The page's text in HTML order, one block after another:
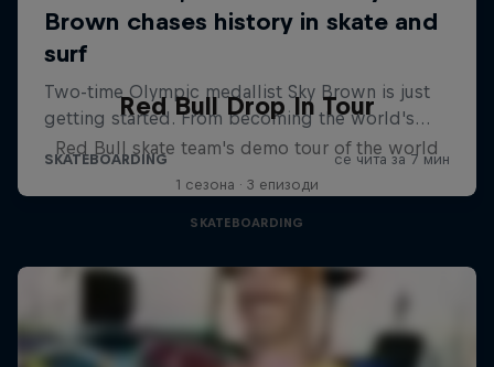
Red Bull Drop In Tour
Red Bull skate team's demo tour of the world
1 сезона · 3 епизоди
SKATEBOARDING